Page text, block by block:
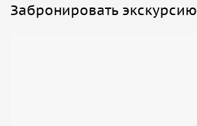
Забронировать экскурсию